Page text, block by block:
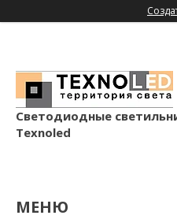
Светодиодные
Texnoled